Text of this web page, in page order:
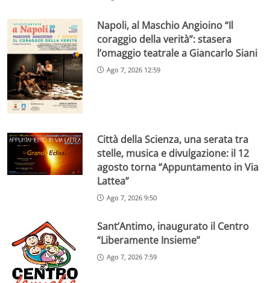
Napoli, al Maschio Angioino “Il
coraggio della verità”: stasera
l’omaggio teatrale a Giancarlo Siani
Ago 7, 2026 12:59
Città della Scienza, una serata tra
stelle, musica e divulgazione: il 12
agosto torna “Appuntamento in Via
Lattea”
Ago 7, 2026 9:50
Sant’Antimo, inaugurato il Centro
“Liberamente Insieme”
Ago 7, 2026 7:59